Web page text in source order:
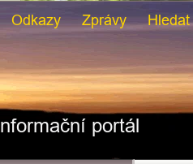
Hledat
Zprávy
Odkazy
Informační portál